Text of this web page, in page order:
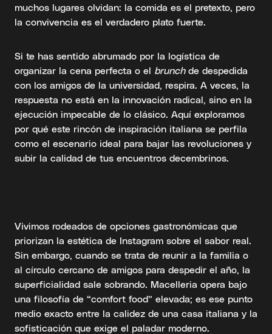
muchos lugares olvidan: la comida es el pretexto, pero
la convivencia es el verdadero plato fuerte.
Si te has sentido abrumado por la logística de
organizar la cena perfecta o el brunchde despedida
con los amigos de la universidad, respira. A veces, la
respuesta no está en la innovación radical, sino en la
ejecución impecable de lo clásico. Aquí exploramos
por qué este rincón de inspiración italiana se perfila
como el escenario ideal para bajar las revoluciones y
subir la calidad de tus encuentros decembrinos.
Vivimos rodeados de opciones gastronómicas que
priorizan la estética de Instagram sobre el sabor real.
Sin embargo, cuando se trata de reunir a la familia o
al círculo cercano de amigos para despedir el año, la
superficialidad sale sobrando. Macelleria opera bajo
una filosofía de “comfort food” elevada; es ese punto
medio exacto entre la calidez de una casa italiana y la
sofisticación que exige el paladar moderno.